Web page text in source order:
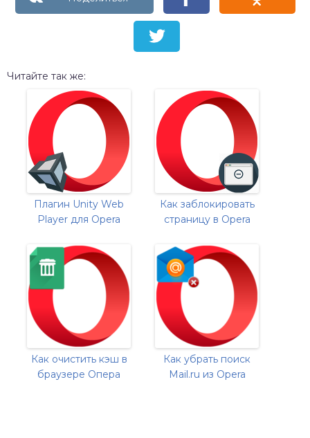
Читайте так же:
Плагин Unity Web
Player для Opera
Как заблокировать
страницу в Opera
Как очистить кэш в
браузере Опера
Как убрать поиск
Mail.ru из Opera